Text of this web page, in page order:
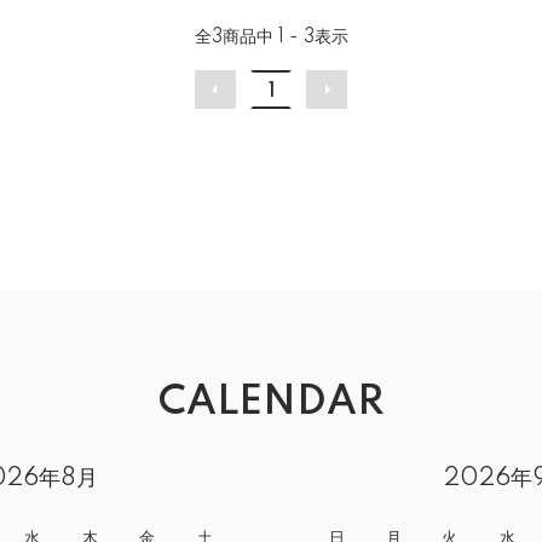
全3商品中 1 - 3表示
CALENDAR
年8月
水 木 金 土
2026年
日 月 火 水